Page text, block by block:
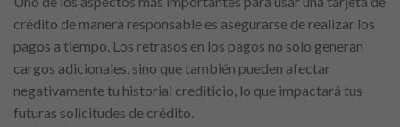
crédito de manera responsable es asegurarse de realizar los
pagos a tiempo. Los retrasos en los pagos no solo generan
cargos adicionales, sino que también pueden afectar
negativamente tu historial crediticio, lo que impactará tus
futuras solicitudes de crédito.